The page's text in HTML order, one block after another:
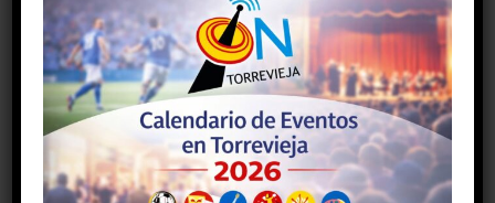
Facebook Twitter Pinterest
Artículo anterior
El restaurante Las Cañas
Artículo siguiente
LA GASTRONOMÍA DE